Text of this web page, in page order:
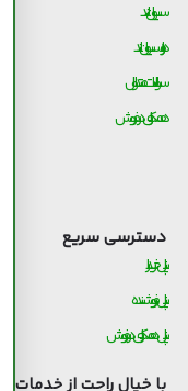
سیوان لند
درباره سیوان لند
سوالات متداول
همکاری در فروش
دسترسی سریع
پنل خریدار
پنل فروشنده
پنل همکاری در فروش
با خیال راحت از خدمات